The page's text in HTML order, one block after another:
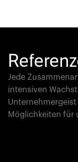
Jede
intensiven
Möglichkeiten für